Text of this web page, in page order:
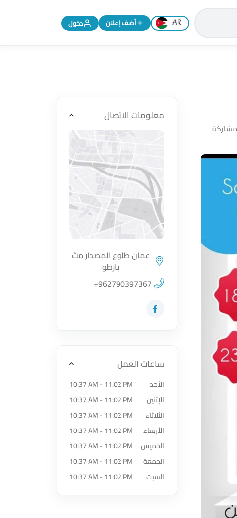
تغيير اللغة إلى الإنجليزية
أضف إعلان دخول
مشاركة
معلومات الاتصال
اضغط لتحميل الموقع
عمان طلوع المصدار مث
بارطو
+962790397367
زيارة حساب المتجر على Facebook-f
ساعات العمل
الأحد
10:37 AM - 11:02 PM
الإثنين
10:37 AM - 11:02 PM
الثلاثاء
10:37 AM - 11:02 PM
الأربعاء
10:37 AM - 11:02 PM
الخميس
10:37 AM - 11:02 PM
الجمعة
10:37 AM - 11:02 PM
السبت
10:37 AM - 11:02 PM